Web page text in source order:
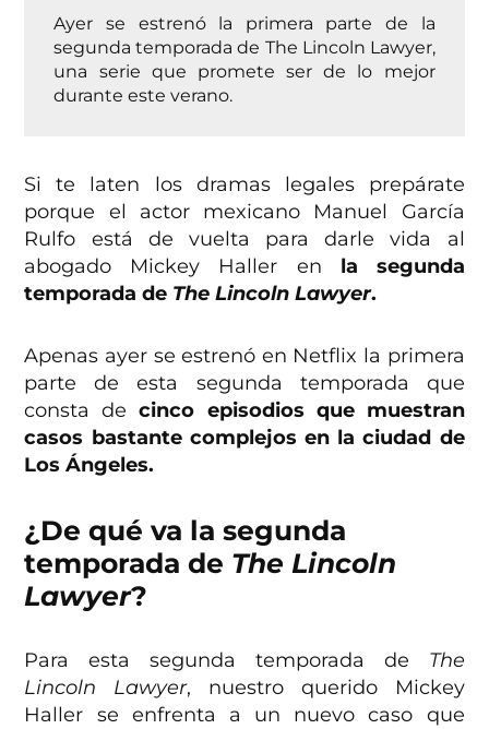
Ayer se estrenó la primera parte de la
segunda temporada de The Lincoln Lawyer,
una serie que promete ser de lo mejor
durante este verano.
Si te laten los dramas legales prepárate
porque el actor mexicano Manuel García
Rulfo está de vuelta para darle vida al
abogado Mickey Haller en la segunda
temporada de The Lincoln Lawyer.
Apenas ayer se estrenó en Netflix la primera
parte de esta segunda temporada que
consta decinco episodios que muestran
casos bastante complejos en la ciudad de
Los Ángeles.
¿De qué va la segunda
temporada de The Lincoln
Lawyer?
Para esta segunda temporada de The
Lincoln Lawyer, nuestro querido Mickey
Haller se enfrenta a un nuevo caso que